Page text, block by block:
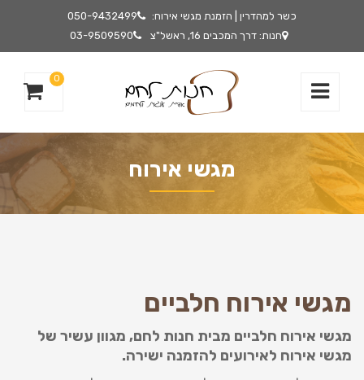
כשר למהדרין | הזמנת מגשי אירוח:
050-9432499
חנות: דרך המכבים 16, ראשל"צ
03-9509590
0
מגשי אירוח
מגשי אירוח חלביים
מגשי אירוח חלביים מבית חנות לחם, מגוון עשיר של
מגשי אירוח לאירועים להזמנה ישירה.